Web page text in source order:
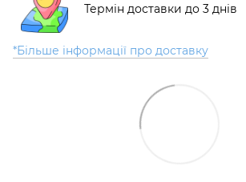
Термін доставки до 3 днів
*Більше інформації про доставку